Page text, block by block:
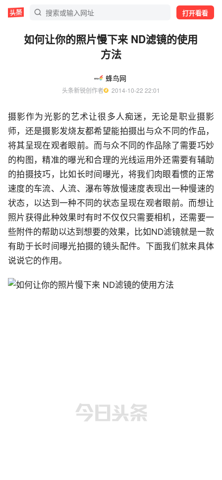
打开看看
如何让你的照片慢下来 ND滤镜的使用
方法
蜂鸟网
头条新锐创作者
  2014-10-22 22:01
摄影作为光影的艺术让很多人痴迷，无论是职业摄影
师，还是摄影发烧友都希望能拍摄出与众不同的作品，
将其呈现在观者眼前。而与众不同的作品除了需要巧妙
的构图，精准的曝光和合理的光线运用外还需要有辅助
的拍摄技巧，比如长时间曝光，将我们肉眼看惯的正常
速度的车流、人流、瀑布等放慢速度表现出一种慢速的
状态，以达到一种不同的状态呈现在观者眼前。而想让
照片获得此种效果时有时不仅仅只需要相机，还需要一
些附件的帮助以达到想要的效果，比如ND滤镜就是一款
有助于长时间曝光拍摄的镜头配件。下面我们就来具体
说说它的作用。